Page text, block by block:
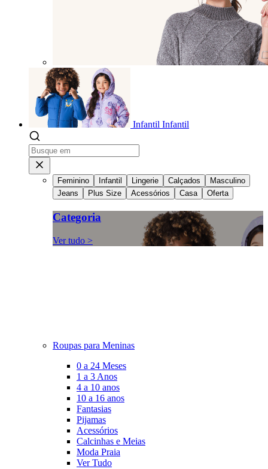
Infantil Infantil
Feminino Infantil Lingerie Calçados
Masculino
Jeans
Plus Size Acessórios Casa Oferta
Categoria
Ver tudo >
Roupas para Meninas
0 a 24 Meses
1 a 3 Anos
4 a 10 anos
10 a 16 anos
Fantasias
Pijamas
Acessórios
Calcinhas e Meias
Moda Praia
Ver Tudo